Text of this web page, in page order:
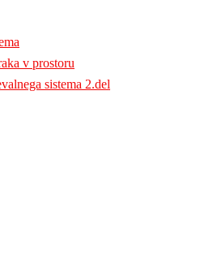
v prostoru
sistema 2.del